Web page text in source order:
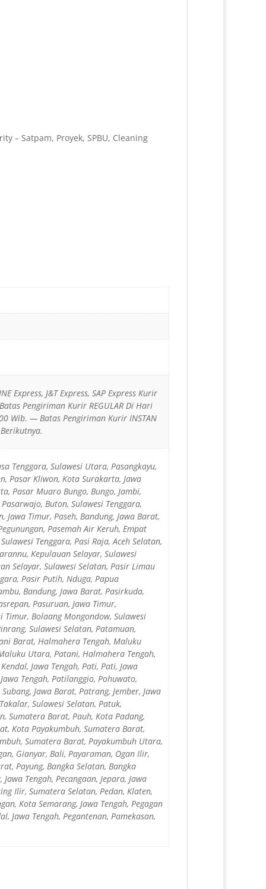
– Satpam, Proyek, SPBU, Cleaning
Express, J&T Express, SAP Express Kurir
Pengiriman Kurir REGULAR Di Hari
Wib. — Batas Pengiriman Kurir INSTAN
Tenggara, Sulawesi Utara, Pasangkayu,
Pasar Kliwon, Kota Surakarta, Jawa
Pasar Muaro Bungo, Bungo, Jambi,
Buton, Sulawesi Tenggara,
Jawa Timur, Paseh, Bandung, Jawa Barat,
Pasemah Air Keruh, Empat
Tenggara, Pasi Raja, Aceh Selatan,
Kepulauan Selayar, Sulawesi
Selayar, Sulawesi Selatan, Pasir Limau
Pasir Putih, Nduga, Papua
Bandung, Jawa Barat, Pasirkuda,
Pasuruan, Jawa Timur,
Timur, Bolaang Mongondow, Sulawesi
Sulawesi Selatan, Patamuan,
Barat, Halmahera Tengah, Maluku
Utara, Patani, Halmahera Tengah,
Jawa Tengah, Pati, Pati, Jawa
Tengah, Patilanggio, Pohuwato,
Jawa Barat, Patrang, Jember, Jawa
Sulawesi Selatan, Patuk,
Sumatera Barat, Pauh, Kota Padang,
Kota Payakumbuh, Sumatera Barat,
Sumatera Barat, Payakumbuh Utara,
Gianyar, Bali, Payaraman, Ogan Ilir,
Payung, Bangka Selatan, Bangka
Tengah, Pecangaan, Jepara, Jawa
Ilir, Sumatera Selatan, Pedan, Klaten,
Kota Semarang, Jawa Tengah, Pegagan
Jawa Tengah, Pegantenan, Pamekasan,